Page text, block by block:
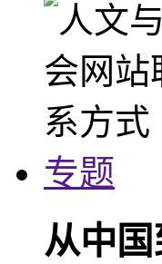
专题
从中国